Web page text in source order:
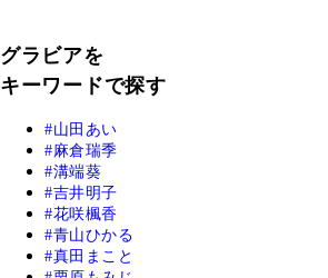
グラビアを
キーワードで探す
山田あい
麻倉瑞季
溝端葵
吉井明子
花咲楓香
青山ひかる
真田まこと